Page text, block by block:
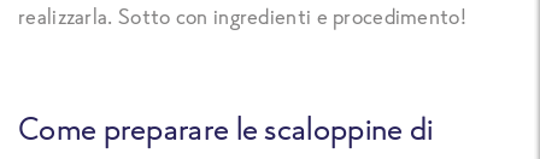
realizzarla. Sotto con ingredienti e procedimento!
Come preparare le scaloppine di